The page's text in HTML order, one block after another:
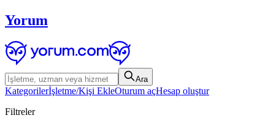
Yorum
Ara
Kategorilerİşletme/Kişi EkleOturum açHesap oluştur
Filtreler